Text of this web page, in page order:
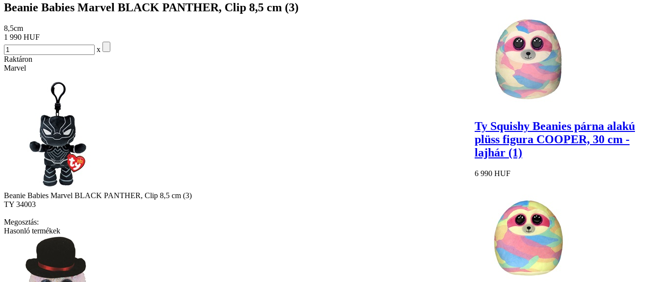
Beanie Babies Marvel BLACK PANTHER, Clip 8,5 cm (3)
8,5cm
1 990 HUF
x
Raktáron
Marvel
Beanie Babies Marvel BLACK PANTHER, Clip 8,5 cm (3)
TY 34003
Megosztás:
Hasonló termékek
Ty Squishy Beanies párna alakú
plüss figura COOPER, 30 cm -
lajhár (1)
6 990 HUF